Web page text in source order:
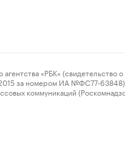
«РБК» (свидетельство о
за номером ИА №ФС77-63848)
коммуникаций